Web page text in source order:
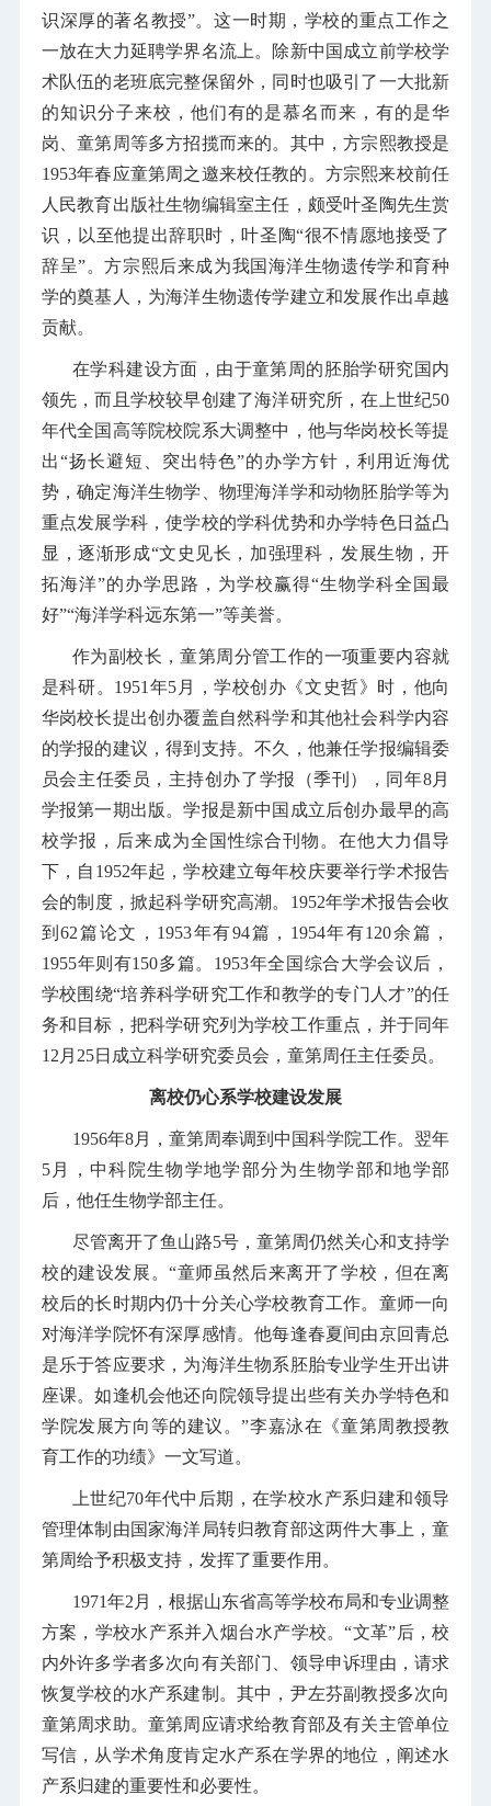
识深厚的著名教授”。这一时期，学校的重点工作之
一放在大力延聘学界名流上。除新中国成立前学校学
术队伍的老班底完整保留外，同时也吸引了一大批新
的知识分子来校，他们有的是慕名而来，有的是华
岗、童第周等多方招揽而来的。其中，方宗熙教授是
1953年春应童第周之邀来校任教的。方宗熙来校前任
人民教育出版社生物编辑室主任，颇受叶圣陶先生赏
识，以至他提出辞职时，叶圣陶“很不情愿地接受了
辞呈”。方宗熙后来成为我国海洋生物遗传学和育种
学的奠基人，为海洋生物遗传学建立和发展作出卓越
贡献。
在学科建设方面，由于童第周的胚胎学研究国内
领先，而且学校较早创建了海洋研究所，在上世纪50
年代全国高等院校院系大调整中，他与华岗校长等提
出“扬长避短、突出特色”的办学方针，利用近海优
势，确定海洋生物学、物理海洋学和动物胚胎学等为
重点发展学科，使学校的学科优势和办学特色日益凸
显，逐渐形成“文史见长，加强理科，发展生物，开
拓海洋”的办学思路，为学校赢得“生物学科全国最
好”“海洋学科远东第一”等美誉。
作为副校长，童第周分管工作的一项重要内容就
是科研。1951年5月，学校创办《文史哲》时，他向
华岗校长提出创办覆盖自然科学和其他社会科学内容
的学报的建议，得到支持。不久，他兼任学报编辑委
员会主任委员，主持创办了学报（季刊），同年8月
学报第一期出版。学报是新中国成立后创办最早的高
校学报，后来成为全国性综合刊物。在他大力倡导
下，自1952年起，学校建立每年校庆要举行学术报告
会的制度，掀起科学研究高潮。1952年学术报告会收
到62篇论文，1953年有94篇，1954年有120余篇，
1955年则有150多篇。1953年全国综合大学会议后，
学校围绕“培养科学研究工作和教学的专门人才”的任
务和目标，把科学研究列为学校工作重点，并于同年
12月25日成立科学研究委员会，童第周任主任委员。
离校仍心系学校建设发展
1956年8月，童第周奉调到中国科学院工作。翌年
5月，中科院生物学地学部分为生物学部和地学部
后，他任生物学部主任。
尽管离开了鱼山路5号，童第周仍然关心和支持学
校的建设发展。“童师虽然后来离开了学校，但在离
校后的长时期内仍十分关心学校教育工作。童师一向
对海洋学院怀有深厚感情。他每逢春夏间由京回青总
是乐于答应要求，为海洋生物系胚胎专业学生开出讲
座课。如逢机会他还向院领导提出些有关办学特色和
学院发展方向等的建议。”李嘉泳在《童第周教授教
育工作的功绩》一文写道。
上世纪70年代中后期，在学校水产系归建和领导
管理体制由国家海洋局转归教育部这两件大事上，童
第周给予积极支持，发挥了重要作用。
1971年2月，根据山东省高等学校布局和专业调整
方案，学校水产系并入烟台水产学校。“文革”后，校
内外许多学者多次向有关部门、领导申诉理由，请求
恢复学校的水产系建制。其中，尹左芬副教授多次向
童第周求助。童第周应请求给教育部及有关主管单位
写信，从学术角度肯定水产系在学界的地位，阐述水
产系归建的重要性和必要性。